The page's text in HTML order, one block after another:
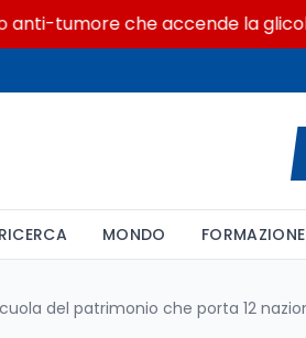
che accende la glicolisi
RICERCA MONDO FORMAZIONE